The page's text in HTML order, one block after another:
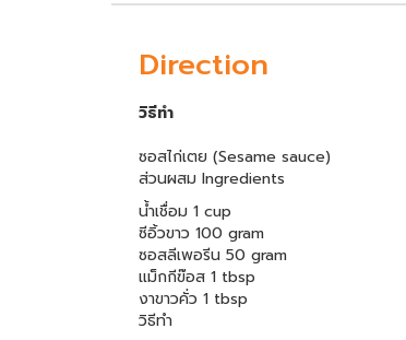
Direction
วิธีทำ
ซอสไก่เตย (Sesame sauce)
ส่วนผสม Ingredients
น้ำเชื่อม 1 cup
ซีอิ้วขาว 100 gram
ซอสลีเพอรีน 50 gram
แม็กกีฃ๊อส 1 tbsp
งาขาวคั่ว 1 tbsp
วิธีทำ